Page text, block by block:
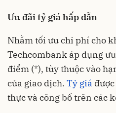
Ưu đãi tỷ giá hấp dẫn
Nhằm tối ưu chi phí cho
Techcombank áp dụng
điểm (*), tùy thuộc vào
của giao dịch. Tỷ giá
thực và công bố trên các